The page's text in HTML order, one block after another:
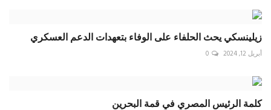
زيلينسكي يحث الحلفاء على الوفاء بتعهدات الدعم العسكري
أبريل 12, 2024 0
‏كلمة الرئيس المصري في قمة البحرين